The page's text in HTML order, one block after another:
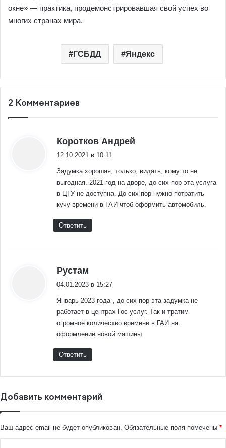
окне» — практика, продемонстрировавшая свой успех во
многих странах мира.
ГСБДД Яндекс
2 Комментариев
Коротков Андрей
12.10.2021 в 10:11
Задумка хорошая, только, видать, кому то не
выгодная. 2021 год на дворе, до сих пор эта услуга
в ЦГУ не доступна. До сих пор нужно потратить
кучу времени в ГАИ чтоб оформить автомобиль.
Ответить
Рустам
04.01.2023 в 15:27
Январь 2023 года , до сих пор эта задумка не
работает в центрах Гос услуг. Так и тратим
огромное количество времени в ГАИ на
оформление новой машины
Ответить
Добавить комментарий
Ваш адрес email не будет опубликован. Обязательные поля помечены *